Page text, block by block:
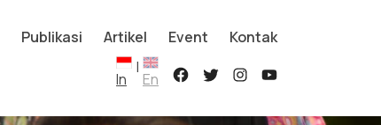
Publikasi Artikel Event Kontak
In
|
En